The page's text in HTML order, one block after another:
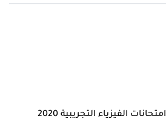
امتحانات الفيزياء التجريبية 2020